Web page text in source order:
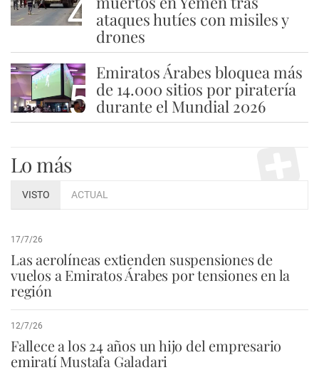
4 ataques hutíes con misiles y
drones
5
Emiratos Árabes bloquea más
de 14.000 sitios por piratería
durante el Mundial 2026
Lo más
VISTO ACTUAL
17/7/26
Las aerolíneas extienden suspensiones de
vuelos a Emiratos Árabes por tensiones en la
región
12/7/26
Fallece a los 24 años un hijo del empresario
emiratí Mustafa Galadari